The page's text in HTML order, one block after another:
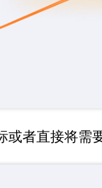
或者直接将需